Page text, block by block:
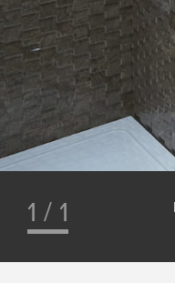
1 / 1